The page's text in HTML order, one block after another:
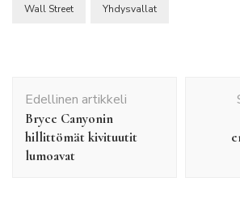
Wall Street Yhdysvallat
selaus
Edellinen artikkeli
Bryce Canyonin
hillittömät kivituutit
lumoavat